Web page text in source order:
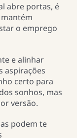
abre portas, é
o emprego
e alinhar
aspirações
certo para
sonhos, mas
versão.
podem te